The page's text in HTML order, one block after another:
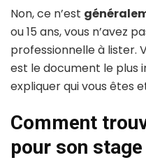
Non, ce n’est
ou 15 ans, vous n’avez
professionnelle à
est le document le plus
expliquer qui vous êtes
Comment
pour son stage